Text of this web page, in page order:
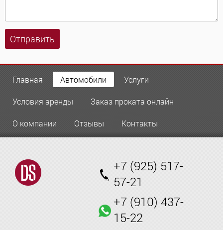
Отправить
Главная Автомобили Услуги
Условия аренды Заказ проката онлайн
О компании Отзывы Контакты
+7 (925) 517-
57-21
+7 (910) 437-
15-22